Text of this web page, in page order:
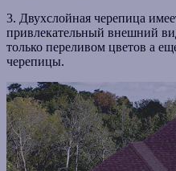
3. Двухслойная черепица
привлекательный внешний
только переливом цветов а
черепицы.